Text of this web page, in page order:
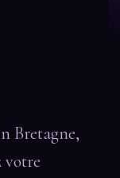
Bretagne,
votre